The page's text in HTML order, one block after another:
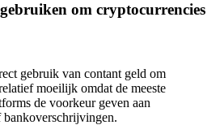
om cryptocurrencies
gebruik van contant geld om
moeilijk omdat de meeste
de voorkeur geven aan
bankoverschrijvingen.